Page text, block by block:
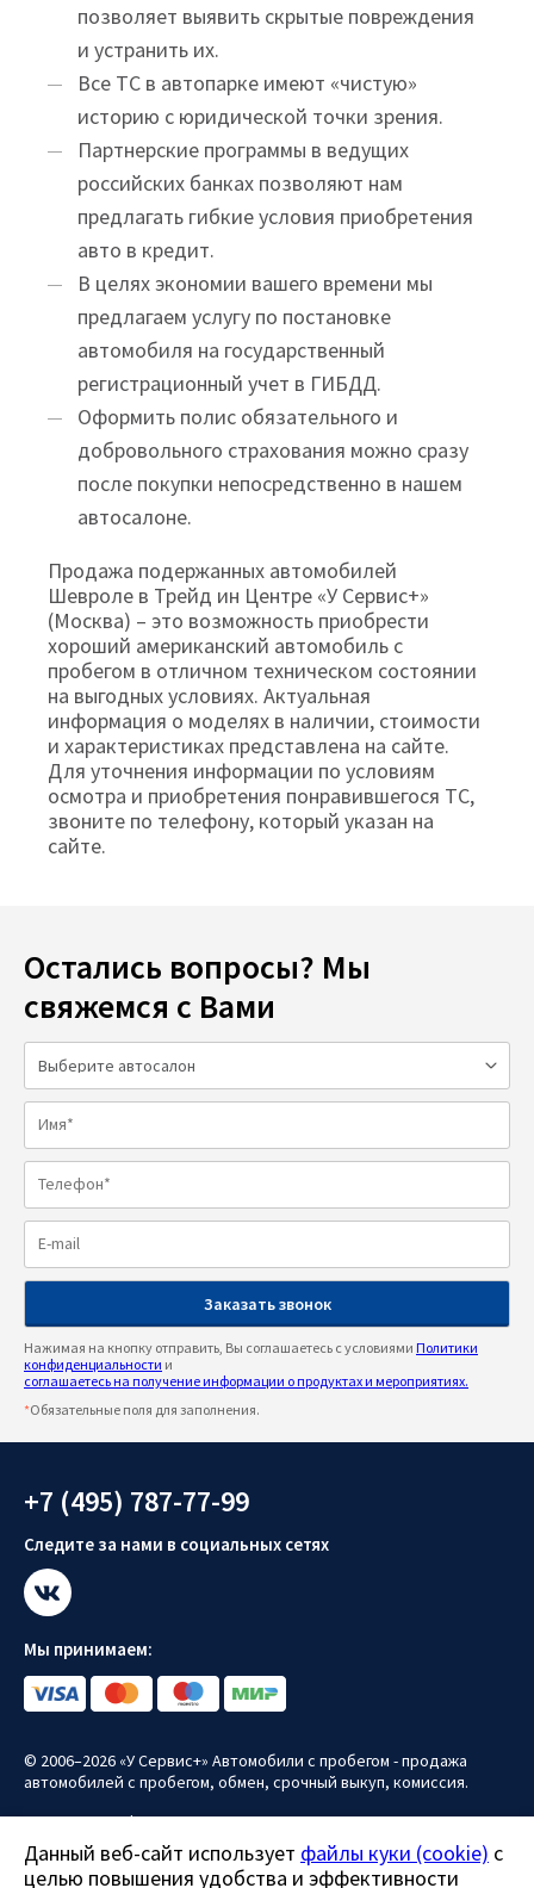
позволяет выявить скрытые повреждения
и устранить их.
Все ТС в автопарке имеют «чистую»
историю с юридической точки зрения.
Партнерские программы в ведущих
российских банках позволяют нам
предлагать гибкие условия приобретения
авто в кредит.
В целях экономии вашего времени мы
предлагаем услугу по постановке
автомобиля на государственный
регистрационный учет в ГИБДД.
Оформить полис обязательного и
добровольного страхования можно сразу
после покупки непосредственно в нашем
автосалоне.
Продажа подержанных автомобилей
Шевроле в Трейд ин Центре «У Сервис+»
(Москва) – это возможность приобрести
хороший американский автомобиль с
пробегом в отличном техническом состоянии
на выгодных условиях. Актуальная
информация о моделях в наличии, стоимости
и характеристиках представлена на сайте.
Для уточнения информации по условиям
осмотра и приобретения понравившегося ТС,
звоните по телефону, который указан на
сайте.
Остались вопросы? Мы
свяжемся с Вами
Нажимая на кнопку отправить, Вы соглашаетесь с условиями Политики
конфиденциальности и
соглашаетесь на получение информации о продуктах и мероприятиях.
*Обязательные поля для заполнения.
+7 (495) 787-77-99
Следите за нами в социальных сетях
Мы принимаем:
© 2006–2026 «У Сервис+» Автомобили с пробегом - продажа
автомобилей с пробегом, обмен, срочный выкуп, комиссия.
Политика конфиденциальности
Политика использования файлов куки (cookie)
Данный веб-сайт использует файлы куки (cookie) с
целью повышения удобства и эффективности